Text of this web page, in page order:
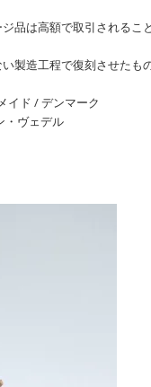
品は高額で取引されるこ
製造工程で復刻させたも
イド / デンマーク
・ヴェデル